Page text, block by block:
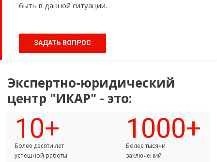
быть в данной ситуации.
ЗАДАТЬ ВОПРОС
Экспертно-юридический
центр "ИКАР" - это:
10+
Более десяти лет
успешной работы
1000+
Более тысячи
заключений